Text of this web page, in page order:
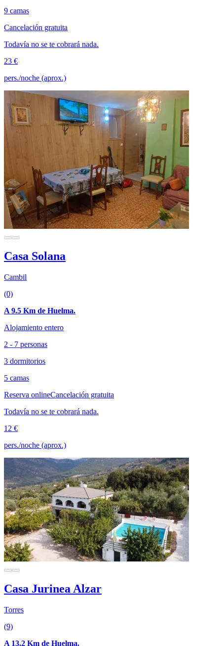
9 camas
Cancelación gratuita
Todavía no se te cobrará nada.
23 €
pers./noche (aprox.)
Casa Solana
Cambil
(0)
A 9.5 Km de Huelma.
Alojamiento entero
2 - 7 personas
3 dormitorios
5 camas
Reserva onlineCancelación gratuita
Todavía no se te cobrará nada.
12 €
pers./noche (aprox.)
Casa Jurinea Alzar
Torres
(9)
A 13.2 Km de Huelma.